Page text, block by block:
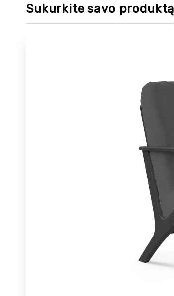
Sukurkite savo produktą